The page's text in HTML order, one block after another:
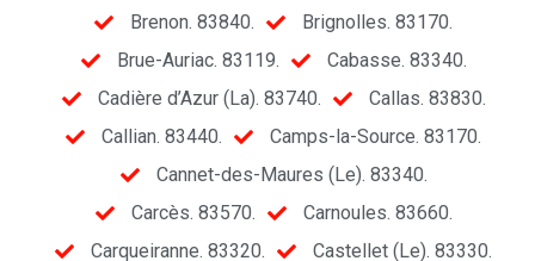
Brenon. 83840.
Brignolles. 83170.
Brue-Auriac. 83119.
Cabasse. 83340.
Cadière d’Azur (La). 83740.
Callas. 83830.
Callian. 83440.
Camps-la-Source. 83170.
Cannet-des-Maures (Le). 83340.
Carcès. 83570.
Carnoules. 83660.
Carqueiranne. 83320.
Castellet (Le). 83330.